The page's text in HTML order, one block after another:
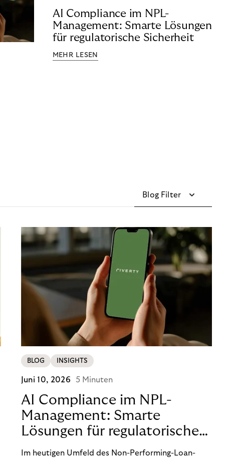
AI Compliance im NPL-
Management: Smarte Lösungen
für regulatorische Sicherheit
MEHR LESEN
Blog Filter
BLOG INSIGHTS
Juni 10, 2026 5 Minuten
AI Compliance im NPL-
Management: Smarte
Lösungen für regulatorische
Sicherheit
Im heutigen Umfeld des Non-Performing-Loan-